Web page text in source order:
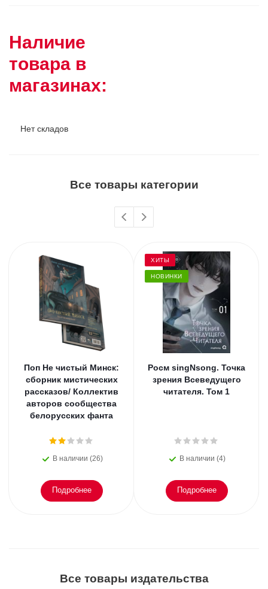
Наличие
товара в
магазинах:
Нет складов
Все товары категории
Поп Не чистый Минск:
сборник мистических
рассказов/ Коллектив
авторов сообщества
белорусских фанта
В наличии (26)
Подробнее
ХИТЫ
НОВИНКИ
Росм singNsong. Точка
зрения Всеведущего
читателя. Том 1
В наличии (4)
Подробнее
Все товары издательства